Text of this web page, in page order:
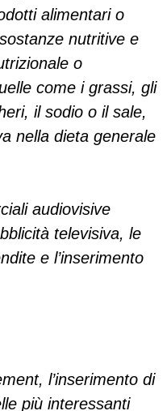
alimentari o
nutritive e
o
come i grassi, gli
il sodio o il sale,
nella dieta generale
audiovisive
televisiva, le
e l’inserimento
l’inserimento di
più interessanti